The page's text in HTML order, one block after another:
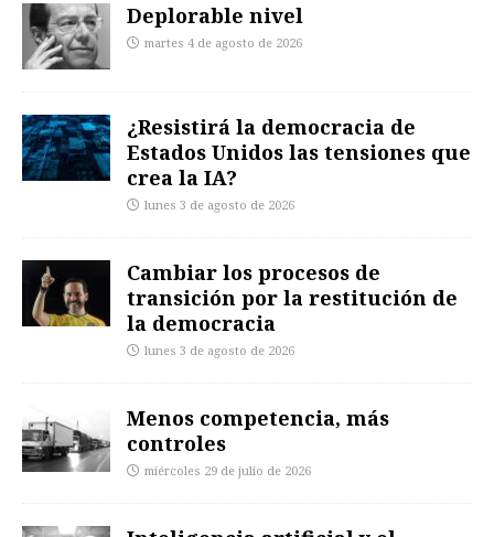
Deplorable nivel
martes 4 de agosto de 2026
¿Resistirá la democracia de
Estados Unidos las tensiones que
crea la IA?
lunes 3 de agosto de 2026
Cambiar los procesos de
transición por la restitución de
la democracia
lunes 3 de agosto de 2026
Menos competencia, más
controles
miércoles 29 de julio de 2026